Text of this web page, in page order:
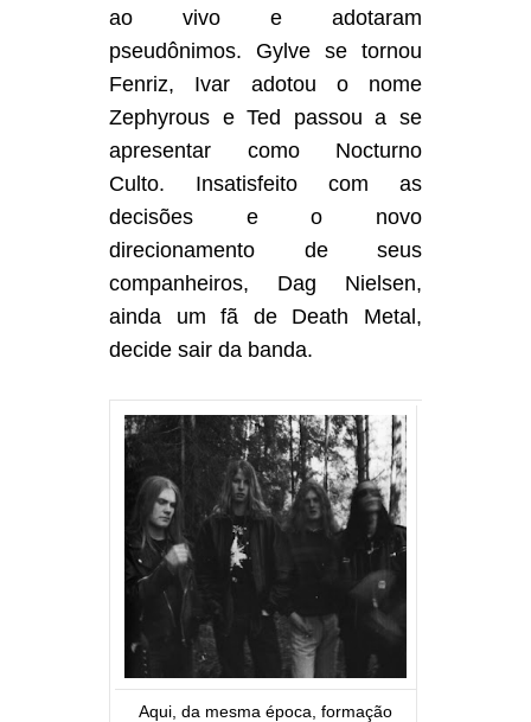
ao vivo e adotaram
pseudônimos. Gylve se tornou
Fenriz, Ivar adotou o nome
Zephyrous e Ted passou a se
apresentar como Nocturno
Culto. Insatisfeito com as
decisões e o novo
direcionamento de seus
companheiros, Dag Nielsen,
ainda um fã de Death Metal,
decide sair da banda.
Aqui, da mesma época, formação